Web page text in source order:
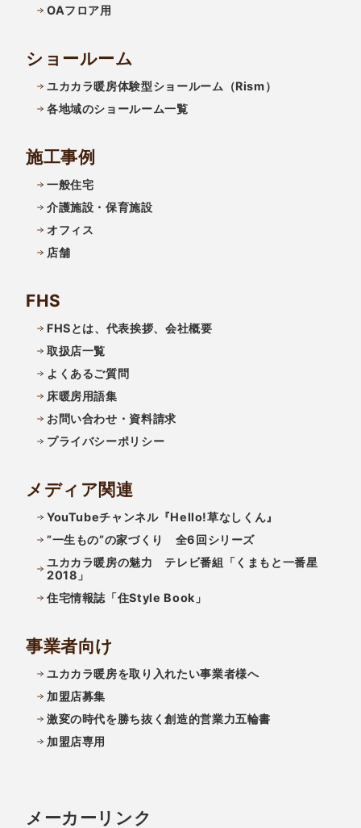
OAフロア用
ショールーム
ユカカラ暖房体験型ショールーム（Rism）
各地域のショールーム一覧
施工事例
一般住宅
介護施設・保育施設
オフィス
店舗
FHS
FHSとは、代表挨拶、会社概要
取扱店一覧
よくあるご質問
床暖房用語集
お問い合わせ・資料請求
プライバシーポリシー
メディア関連
YouTubeチャンネル『Hello!草なしくん』
”一生もの”の家づくり 全6回シリーズ
ユカカラ暖房の魅力 テレビ番組「くまもと一番星
2018」
住宅情報誌「住Style Book」
事業者向け
ユカカラ暖房を取り入れたい事業者様へ
加盟店募集
激変の時代を勝ち抜く創造的営業力五輪書
加盟店専用
メーカーリンク